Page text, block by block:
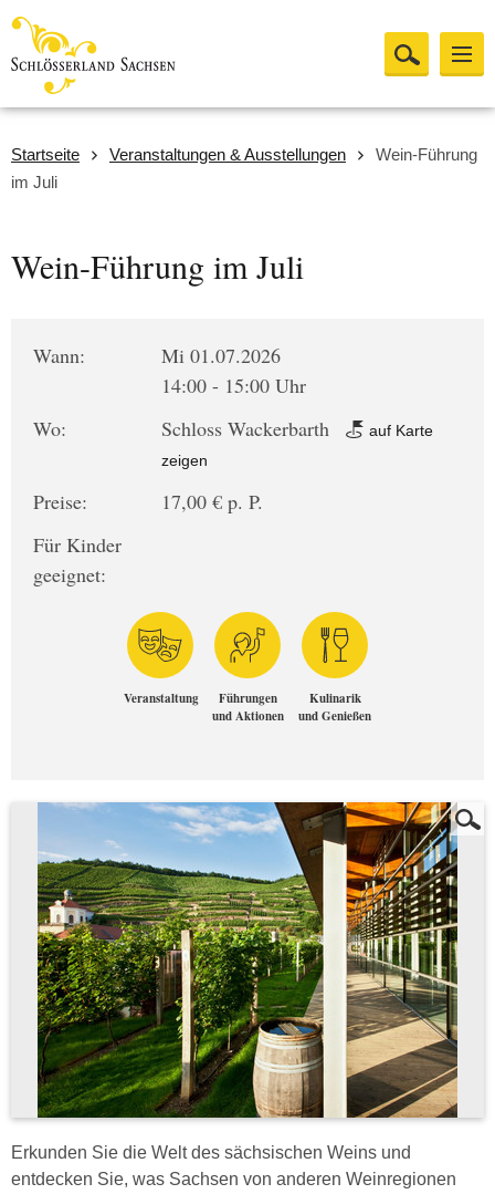
Startseite Veranstaltungen & Ausstellungen
Wein-Führung
im Juli
Wein-Führung im Juli
Wann:
Mi 01.07.2026
14:00 - 15:00 Uhr
Wo:
Schloss Wackerbarth
auf Karte
zeigen
Preise:
17,00 € p. P.
Für Kinder
geeignet:
Veranstaltung
Führungen
und Aktionen
Kulinarik
und Genießen
Erkunden Sie die Welt des sächsischen Weins und
entdecken Sie, was Sachsen von anderen Weinregionen